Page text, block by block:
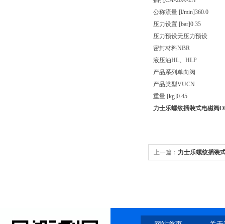
公称流量 [l/min]360.0
压力设置 [bar]0.35
压力预设无压力预设
密封材料NBR
液压油HL、HLP
产品系列 单向阀
产品类型VUCN
重量 [kg]0.45
力士乐螺纹插装式电磁阀
上一篇： 力士乐螺纹插装